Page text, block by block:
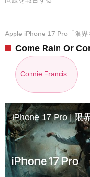
Apple iPhone 17 Pro「限界
Come Rain Or
Connie Francis
iPhone 17 Pro | 限